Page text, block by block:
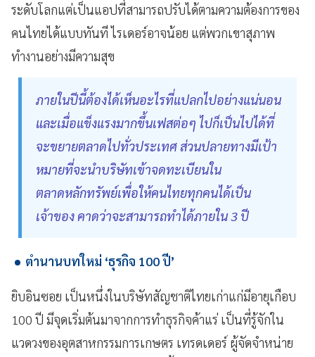
ระดับโลกแต่เป็นแอปที่สามารถปรับได้ตามความต้องการของ
คนไทยได้แบบทันที ไรเดอร์อาจน้อย แต่พวกเขาสุภาพ
ทำงานอย่างมีความสุข
ภายในปีนี้ต้องได้เห็นอะไรที่แปลกไปอย่างแน่นอน
และเมื่อแข็งแรงมากขึ้นเฟสต่อๆ ไปก็เป็นไปได้ที่
จะขยายตลาดไปทั่วประเทศ ส่วนปลายทางมีเป้า
หมายที่จะนำบริษัทเข้าจดทะเบียนใน
ตลาดหลักทรัพย์เพื่อให้คนไทยทุกคนได้เป็น
เจ้าของ คาดว่าจะสามารถทำได้ภายใน 3 ปี
ตำนานบทใหม่ ‘ธุรกิจ 100 ปี’
ยิบอินซอย เป็นหนึ่งในบริษัทสัญชาติไทยเก่าแก่มีอายุเกือบ
100 ปี มีจุดเริ่มต้นมาจากการทำธุรกิจค้าแร่ เป็นที่รู้จักใน
แวดวงของอุตสาหกรรมการเกษตร เทรดเดอร์ ผู้จัดจำหน่าย